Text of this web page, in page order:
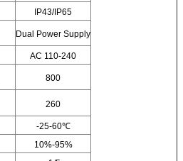
IP43/IP65
Dual Power Supply
AC 110-240
800
260
-25-60℃
10%-95%